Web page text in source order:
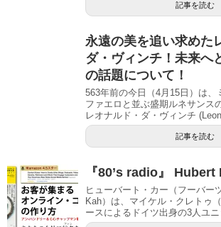
記事を読む
永遠の美を追い求めた
ダ・ヴィンチ！未来へ
の話題について！
563年前の今日（4月15日）は、
ファエロと並ぶ盛期ルネサンス
レオナルド・ダ・ヴィンチ
記事を読む
『80’s radio』 Hubert
ヒューバート・カー（フーバ
Kah）は、マイケル・クレトゥ
ースによるドイツ出身の3人ユ